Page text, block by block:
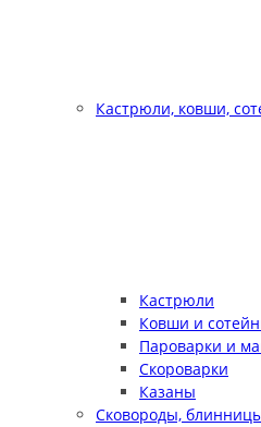
Кастрюли, ковши,
Кастрюли
Ковши и
Пароварки и
Скороварки
Казаны
Сковороды,